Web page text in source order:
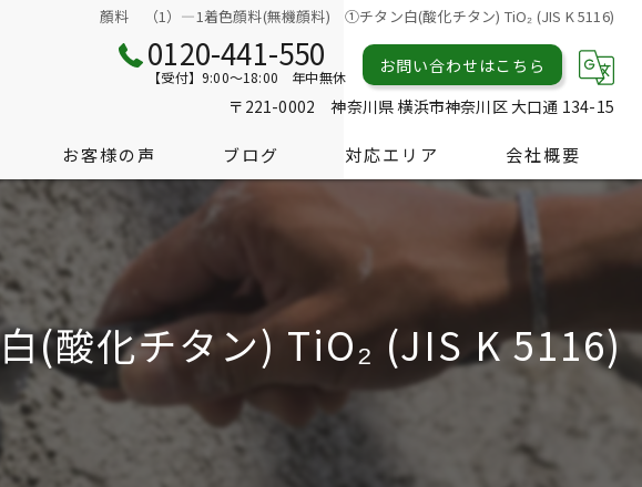
顏料 （1）―1着色顔料(無機顔料) ①チタン白(酸化チタン) TiO₂ (JIS K 5116)
0120-441-550
【受付】9:00～18:00 年中無休
お問い合わせはこちら
〒221-0002 神奈川県 横浜市神奈川区 大口通 134-15
お客様の声 ブログ 対応エリア 会社概要
酸化チタン) TiO₂ (JIS K 5116)